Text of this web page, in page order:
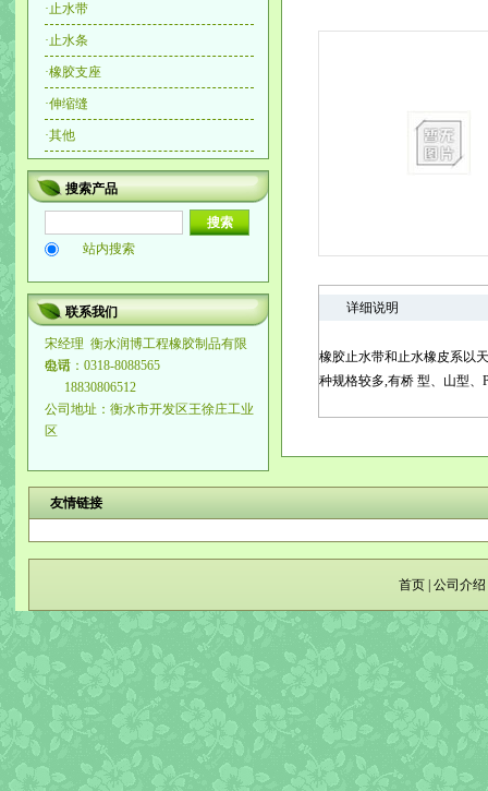
·止水带
·止水条
·橡胶支座
·伸缩缝
·其他
搜索产品
站内搜索
联系我们
宋经理 衡水润博工程橡胶制品有限
公司
电话：0318-8088565
18830806512
公司地址：衡水市开发区王徐庄工业
区
详细说明
橡胶止水带和止水橡皮系以
种规格较多,有桥 型、山型
友情链接
首页 公司介绍